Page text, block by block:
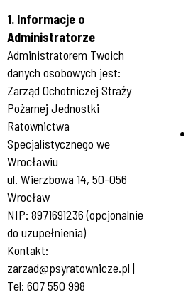
1. Informacje o
Administratorze
Administratorem Twoich
danych osobowych jest:
Zarząd Ochotniczej Straży
Pożarnej Jednostki
Ratownictwa
Specjalistycznego we
Wrocławiu
ul. Wierzbowa 14, 50-056
Wrocław
NIP: 8971691236 (opcjonalnie
do uzupełnienia)
Kontakt:
zarzad@psyratownicze.pl |
Tel: 607 550 998